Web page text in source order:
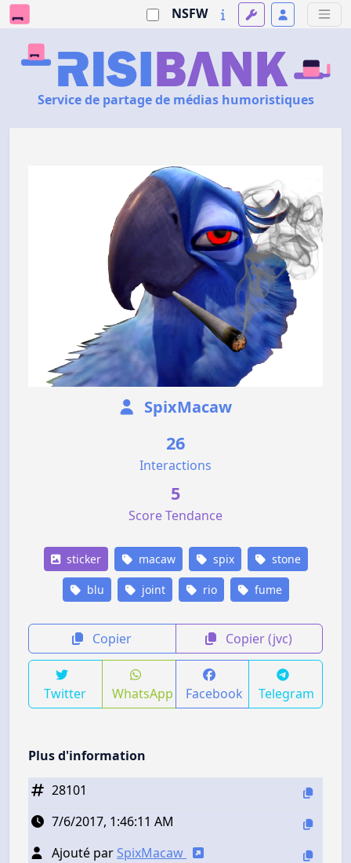
NSFW
Service de partage de médias humoristiques
SpixMacaw
26
Interactions
5
Score Tendance
sticker macaw spix stone
blu joint rio fume
Copier Copier (jvc)
Twitter WhatsApp Facebook Telegram
Plus d'information
28101
7/6/2017, 1:46:11 AM
Ajouté par SpixMacaw